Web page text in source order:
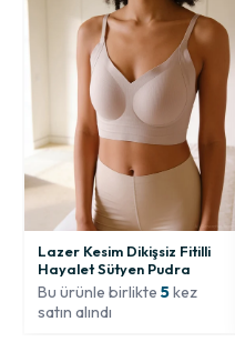
Lazer Kesim Dikişsiz Fitilli
Hayalet Sütyen Pudra
Bu ürünle birlikte 5kez
satın alındı